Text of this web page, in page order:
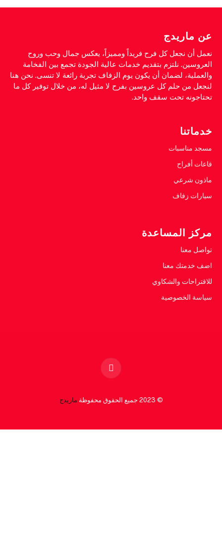
عن ماريدج
نعمل أن نجعل كل فرح فريداً ومميزاً، يعكس جمال وحب وروح
العروسين. نلتزم بتقديم خدمات عالية الجودة تجمع بين الفخامة
والعملية، لضمان أن يكون يوم الزفاف تجربة رائعة لا تنسى. نحن هنا
لنجعل من حلم كل عروسين بفرح لا مثيل له، من خلال توفير كل ما
تحتاجونه تحت سقف واحد.
خدماتنا
مسجد مناسبات
قاعات أفراح
ماذون شرعي
سيارات زفاف
مركز المساعدة
تواصل معنا
اضف خدمتك معنا
للاقتراحات والشكاوي
سياسة الخصوصية
Facebook
© 2023 جميع الحقوق محفوظة ماريدج